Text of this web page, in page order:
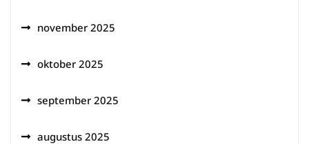
november 2025
oktober 2025
september 2025
augustus 2025